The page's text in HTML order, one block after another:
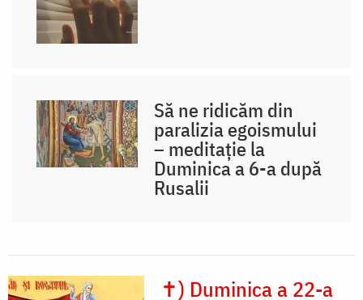
Să ne ridicăm din
paralizia egoismului
– meditație la
Duminica a 6-a după
Rusalii
✝) Duminica a 22-a